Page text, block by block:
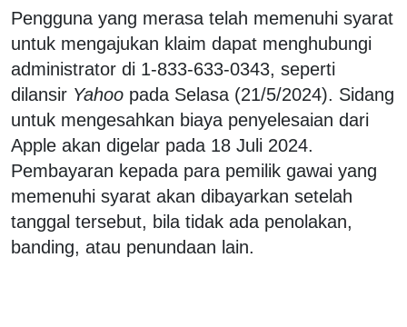
Pengguna yang merasa telah memenuhi syarat
untuk mengajukan klaim dapat menghubungi
administrator di 1-833-633-0343, seperti
dilansir Yahoo pada Selasa (21/5/2024). Sidang
untuk mengesahkan biaya penyelesaian dari
Apple akan digelar pada 18 Juli 2024.
Pembayaran kepada para pemilik gawai yang
memenuhi syarat akan dibayarkan setelah
tanggal tersebut, bila tidak ada penolakan,
banding, atau penundaan lain.